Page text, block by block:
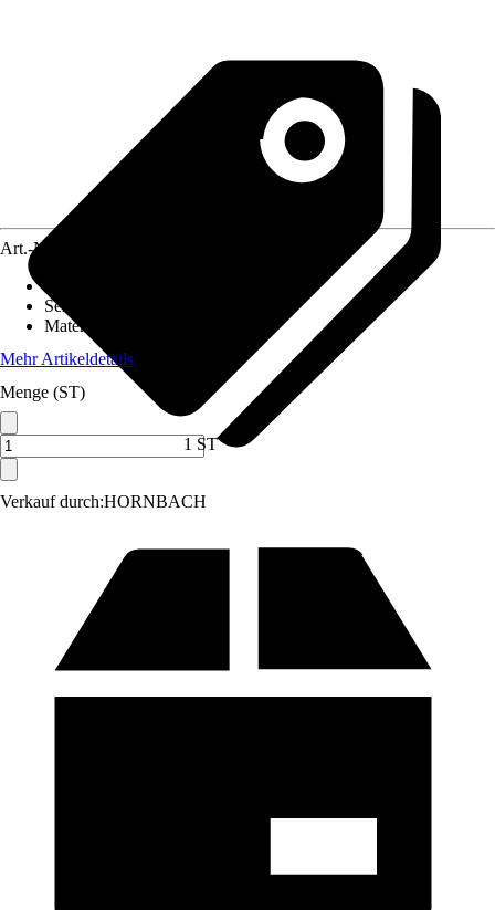
Verkauf durch:HORNBACH
Art.-Nr.
Serie
Material
Mehr Artikeldetails
Menge (ST)
1 ST